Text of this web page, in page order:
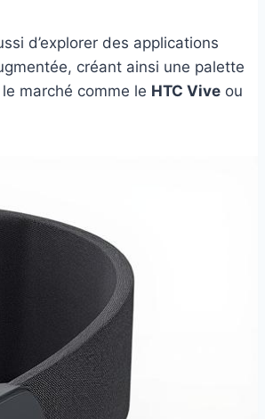
d’explorer des applications
créant ainsi une palette
marché comme le HTC Vive ou